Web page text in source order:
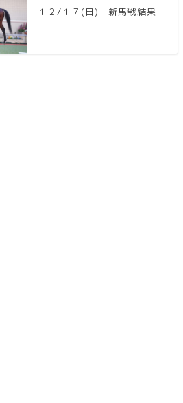
１２/１７(日) 新馬戦結果